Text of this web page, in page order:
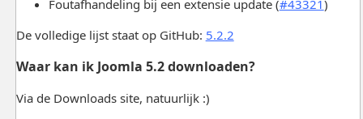
Foutafhandeling bij een extensie update (#43321)
De volledige lijst staat op GitHub: 5.2.2
Waar kan ik Joomla 5.2 downloaden?
Via de Downloads site, natuurlijk :)